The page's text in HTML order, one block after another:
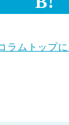
ラムトップ